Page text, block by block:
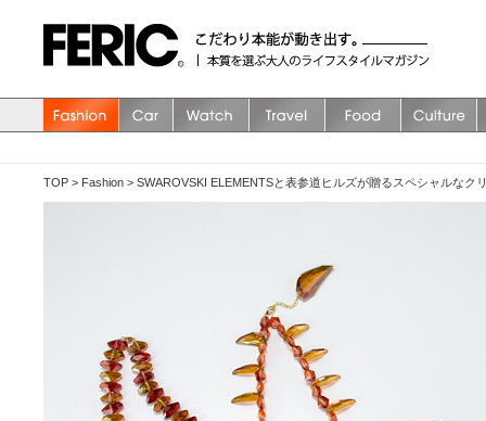
TOP > Fashion > SWAROVSKI ELEMENTSと表参道ヒルズが贈るスペシャルなク